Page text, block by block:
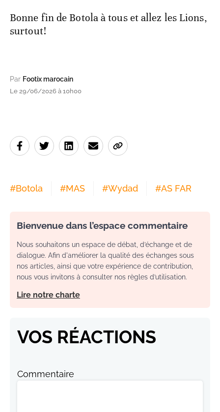
Bonne fin de Botola à tous et allez les Lions,
surtout!
Par Footix marocain
Le 29/06/2026 à 10h00
#Botola #MAS #Wydad #AS FAR
Bienvenue dans l’espace commentaire
Nous souhaitons un espace de débat, d’échange et de
dialogue. Afin d'améliorer la qualité des échanges sous
nos articles, ainsi que votre expérience de contribution,
nous vous invitons à consulter nos règles d’utilisation.
Lire notre charte
VOS RÉACTIONS
Commentaire